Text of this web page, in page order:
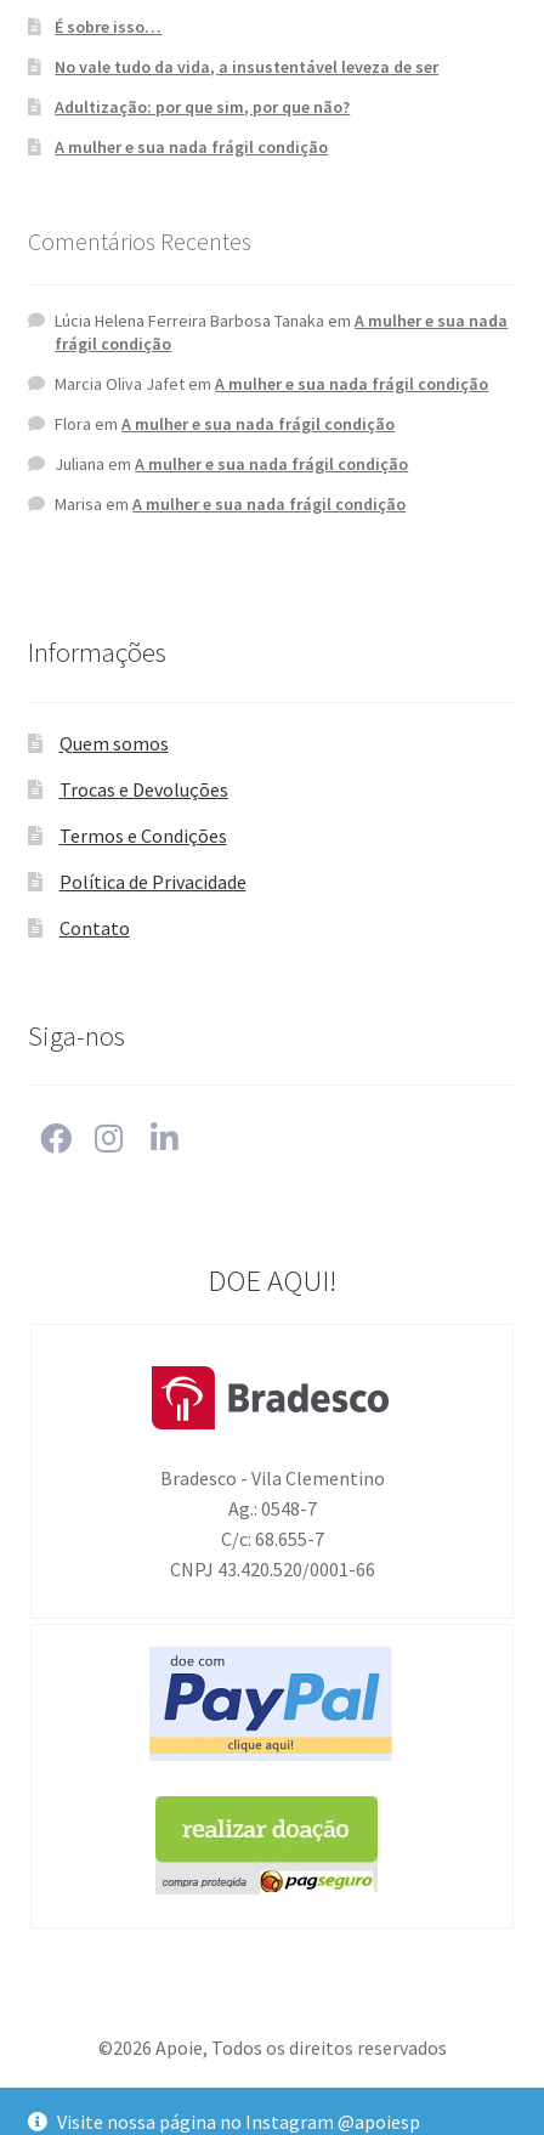
É sobre isso…
No vale tudo da vida, a insustentável leveza de ser
Adultização: por que sim, por que não?
A mulher e sua nada frágil condição
Comentários Recentes
Lúcia Helena Ferreira Barbosa Tanaka emA mulher e sua nada
frágil condição
Marcia Oliva JafetemA mulher e sua nada frágil condição
Flora emA mulher e sua nada frágil condição
Juliana emA mulher e sua nada frágil condição
Marisa emA mulher e sua nada frágil condição
Informações
Quem somos
Trocas e Devoluções
Termos e Condições
Política de Privacidade
Contato
Siga-nos
DOE AQUI!
Bradesco - Vila Clementino
Ag.: 0548-7
C/c: 68.655-7
CNPJ 43.420.520/0001-66
©2026 Apoie, Todos os direitos reservados
Visite nossa página no Instagram @apoiesp